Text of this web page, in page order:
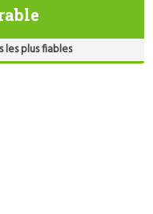
les plus fiables